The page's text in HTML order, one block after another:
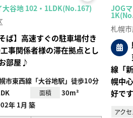
大谷地 102・1LDK(No.167)
お気
に入
ば】高速すぐの駐車場付き
事関係者様の滞在拠点とし
部屋♪
市東西線「大谷地駅」徒歩10分
面積 30m²
年 1月 築
JOG
札幌
線「
幌中
好です
アクセ